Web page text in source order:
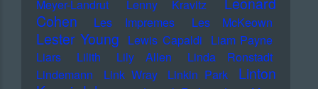
Meyer-Landrut
Lenny Kravitz
Cohen
Les Impremes Les McKeown
Lester Young Lewis Capaldi Liam Payne
Liars
Lilith Lily Allen
Linda Ronstadt
Lindemann
Link Wray Linkin Park
Linton